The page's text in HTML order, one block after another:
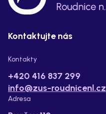
Kontaktujte nás
Kontakty
+420 416 837 299
info@zus-roudnicenl.cz
Adresa